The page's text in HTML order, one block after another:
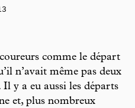
comme le départ
n’avait même pas deux
y a eu aussi les départs
et, plus nombreux